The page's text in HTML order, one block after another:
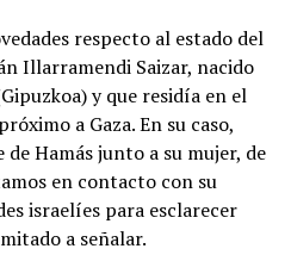
respecto al estado del
Illarramendi Saizar, nacido
y que residía en el
a Gaza. En su caso,
Hamás junto a su mujer, de
en contacto con su
israelíes para esclarecer
a señalar.